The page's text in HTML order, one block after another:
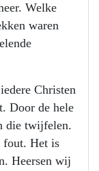
Welke
waren
Christen
Door de hele
die twijfelen.
fout. Het is
Heersen wij